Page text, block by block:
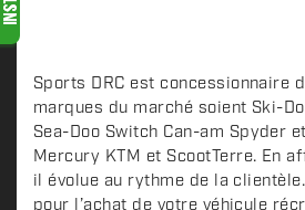
Sports DRC est concessionnaire
marques du marché soient Ski-
Sea-Doo Switch Can-am Spyder
Mercury KTM et ScootTerre. En
il évolue au rythme de la